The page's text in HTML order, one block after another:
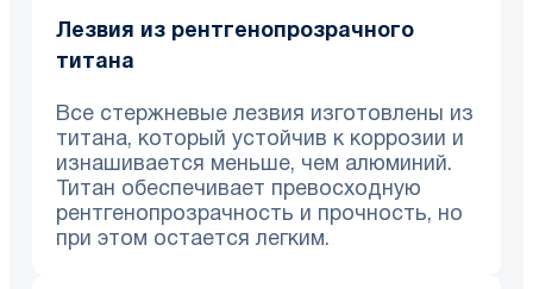
Лезвия из рентгенопрозрачного
титана
Все стержневые лезвия изготовлены из
титана, который устойчив к коррозии и
изнашивается меньше, чем алюминий.
Титан обеспечивает превосходную
рентгенопрозрачность и прочность, но
при этом остается легким.